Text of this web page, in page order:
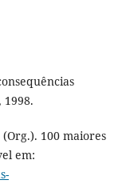
1998.
(Org.). 100 maiores
em: